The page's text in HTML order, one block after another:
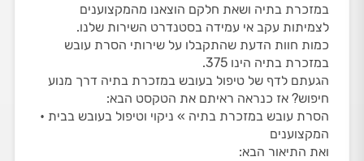
במזכרת בתיה ושאת חלקם הוצאנו מהמקצוענים
לצמיתות עקב אי עמידה בסטנדרט השירות שלנו.
כמות חוות הדעת שהתקבלו על שירותי הסרת עובש
במזכרת בתיה הינו 375.
הגעתם לדף של טיפול בעובש במזכרת בתיה דרך מנוע
חיפוש? אז כנראה ראיתם את הטקסט הבא:
הסרת עובש במזכרת בתיה » ניקוי וטיפול בעובש בבית •
המקצוענים
ואת התיאור הבא: